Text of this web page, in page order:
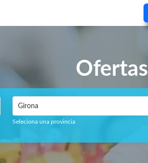
Ofertas
Girona
Seleciona una provincia